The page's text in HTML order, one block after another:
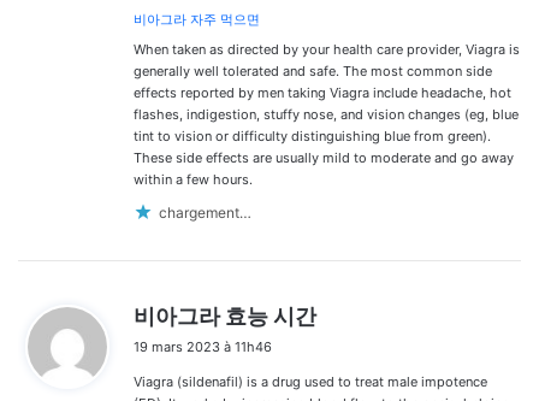
비아그라 자주 먹으면
When taken as directed by your health care provider, Viagra is
generally well tolerated and safe. The most common side
effects reported by men taking Viagra include headache, hot
flashes, indigestion, stuffy nose, and vision changes (eg, blue
tint to vision or difficulty distinguishing blue from green).
These side effects are usually mild to moderate and go away
within a few hours.
chargement…
비아그라 효능 시간
19 mars 2023 à 11h46
Viagra (sildenafil) is a drug used to treat male impotence